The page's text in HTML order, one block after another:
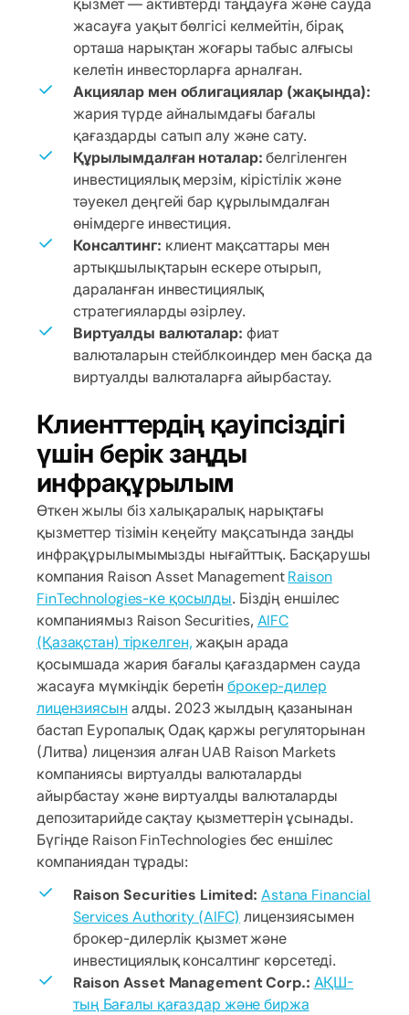
жасауға уақыт бөлгісі келмейтін, бірақ
орташа нарықтан жоғары табыс алғысы
келетін инвесторларға арналған.
Акциялар мен облигациялар (жақында):
жария түрде айналымдағы бағалы
қағаздарды сатып алу және сату.
Құрылымдалған ноталар: белгіленген
инвестициялық мерзім, кірістілік және
тәуекел деңгейі бар құрылымдалған
өнімдерге инвестиция.
Консалтинг: клиент мақсаттары мен
артықшылықтарын ескере отырып,
дараланған инвестициялық
стратегияларды әзірлеу.
Виртуалды валюталар: фиат
валюталарын стейблкоиндер мен басқа да
виртуалды валюталарға айырбастау.
Клиенттердің қауіпсіздігі
үшін берік заңды
инфрақұрылым
Өткен жылы біз халықаралық нарықтағы
қызметтер тізімін кеңейту мақсатында заңды
инфрақұрылымымызды нығайттық. Басқарушы
компания Raison Asset Management Raison
FinTechnologies-ке қосылды. Біздің еншілес
компаниямыз Raison Securities, AIFC
(Қазақстан) тіркелген, жақын арада
қосымшада жария бағалы қағаздармен сауда
жасауға мүмкіндік беретінброкер-дилер
лицензиясыналды. 2023 жылдың қазанынан
бастап Еуропалық Одақ қаржы регуляторынан
(Литва) лицензия алған UAB Raison Markets
компаниясы виртуалды валюталарды
айырбастау және виртуалды валюталарды
депозитарийде сақтау қызметтерін ұсынады.
Бүгінде Raison FinTechnologies бес еншілес
компаниядан тұрады:
Raison Securities Limited: Astana Financial
Services Authority (AIFC) лицензиясымен
брокер-дилерлік қызмет және
инвестициялық консалтинг көрсетеді.
Raison Asset Management Corp.: АҚШ-
тың Бағалы қағаздар және биржа